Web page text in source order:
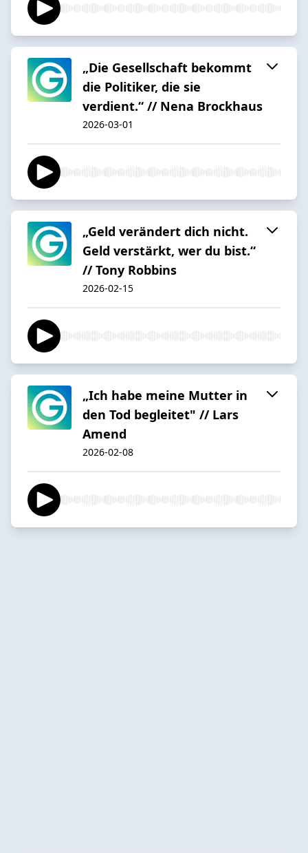
„Die Gesellschaft bekommt
die Politiker, die sie
verdient.“ // Nena Brockhaus
2026-03-01
„Geld verändert dich nicht.
Geld verstärkt, wer du bist.“
// Tony Robbins
2026-02-15
„Ich habe meine Mutter in
den Tod begleitet" // Lars
Amend
2026-02-08